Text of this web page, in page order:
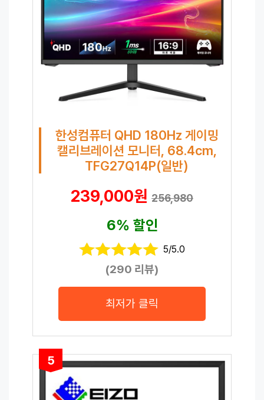
한성컴퓨터 QHD 180Hz 게이밍
캘리브레이션 모니터, 68.4cm,
TFG27Q14P(일반)
239,000원 256,980
6% 할인
5/5.0
(290 리뷰)
최저가 클릭
5